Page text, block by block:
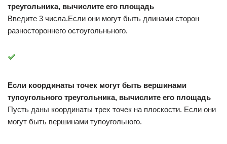
треугольника, вычислите его площадь
Введите 3 числа.Если они могут быть длинами сторон
разностороннего остоугольньного.
Если координаты точек могут быть вершинами
тупоугольного треугольника, вычислите его площадь
Пусть даны координаты трех точек на плоскости. Если они
могут быть вершинами тупоугольного.